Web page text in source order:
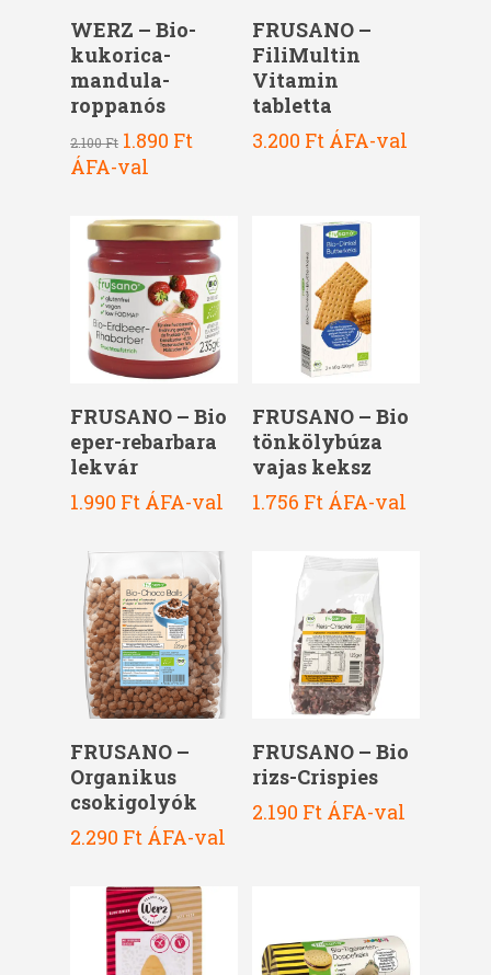
Kosárba Teszem
WERZ – Bio-
kukorica-
mandula-
roppanós
2.100Ft Original
price
1.890 FtCurrent
ÁFA-val
Kosárba Teszem
FRUSANO –
FiliMultin
Vitamin
tabletta
3.200 Ft ÁFA-val
Kosárba Teszem
FRUSANO – Bio
eper-rebarbara
lekvár
1.990 Ft ÁFA-val
Kosárba Teszem
FRUSANO – Bio
tönkölybúza
vajas keksz
1.756 Ft ÁFA-val
Kosárba Teszem
FRUSANO –
Organikus
csokigolyók
2.290 Ft ÁFA-val
Kosárba Teszem
FRUSANO – Bio
rizs-Crispies
2.190 Ft ÁFA-val